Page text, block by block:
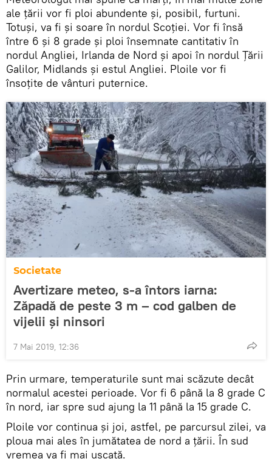
ale ţării vor fi ploi abundente şi, posibil, furtuni.
Totuşi, va fi şi soare în nordul Scoției. Vor fi însă
între 6 şi 8 grade şi ploi însemnate cantitativ în
nordul Angliei, Irlanda de Nord și apoi în nordul Țării
Galilor, Midlands și estul Angliei. Ploile vor fi
însoțite de vânturi puternice.
Societate
Avertizare meteo, s-a întors iarna:
Zăpadă de peste 3 m – cod galben de
vijelii şi ninsori
7 Mai 2019, 12:36
Prin urmare, temperaturile sunt mai scăzute decât
normalul acestei perioade. Vor fi 6 până la 8 grade C
în nord, iar spre sud ajung la 11 până la 15 grade C.
Ploile vor continua şi joi, astfel, pe parcursul zilei, va
ploua mai ales în jumătatea de nord a țării. În sud
vremea va fi mai uscată.